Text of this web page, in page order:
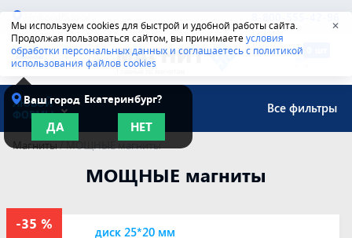
Мы используем cookies для быстрой и удобной работы сайта.
Продолжая пользоваться сайтом, вы принимаетеусловия
обработки персональных данных и соглашаетесь с политикой
использования файлов cookies
✕
Новосибирск 8-800-555-42-96
Ваш город Екатеринбург?
ДА НЕТ
ЛЮБОЙ
ФОРМЫ
Все фильтры
Магниты/МОЩНЫЕ магниты
МОЩНЫЕ магниты
диск 25*20 мм